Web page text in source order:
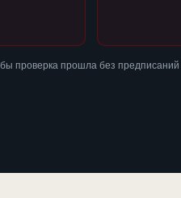
проверка прошла без